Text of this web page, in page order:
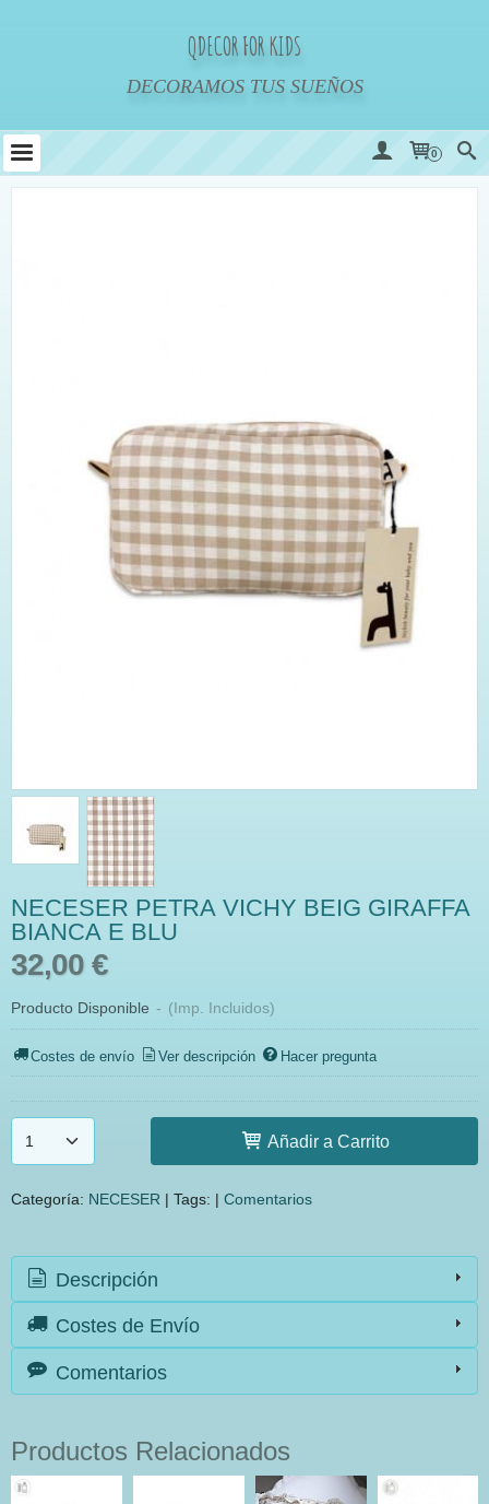
QDECOR FOR KIDS
DECORAMOS TUS SUEÑOS
0
NECESER PETRA VICHY BEIG GIRAFFA
BIANCA E BLU
32,00 €
Producto Disponible - (Imp. Incluidos)
Costes de envío Ver descripción Hacer pregunta
Añadir a Carrito
Categoría: NECESER | Tags: | Comentarios
Descripción
Costes de Envío
Comentarios
Productos Relacionados